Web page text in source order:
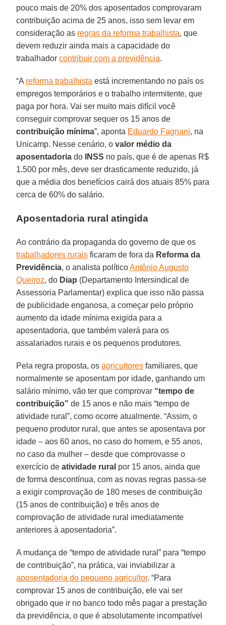
pouco mais de 20% dos aposentados comprovaram
contribuição acima de 25 anos, isso sem levar em
consideração as regras da reforma trabalhista, que
devem reduzir ainda mais a capacidade do
trabalhadorcontribuir com a previdência.
“A reforma trabalhista está incrementando no país os
empregos temporários e o trabalho intermitente, que
paga por hora. Vai ser muito mais difícil você
conseguir comprovar sequer os 15 anos de
contribuição mínima”, aponta Eduardo Fagnani, na
Unicamp. Nesse cenário, ovalor médio da
aposentadoria do INSS no país, que é de apenas R$
1.500 por mês, deve ser drasticamente reduzido, já
que a média dos benefícios cairá dos atuais 85% para
cerca de 60% do salário.
Aposentadoria rural atingida
Ao contrário da propaganda do governo de que os
trabalhadores rurais ficaram de fora da Reforma da
Previdência, o analista políticoAntônio Augusto
Queiroz, do Diap (Departamento Intersindical de
Assessoria Parlamentar) explica que isso não passa
de publicidade enganosa, a começar pelo próprio
aumento da idade mínima exigida para a
aposentadoria, que também valerá para os
assalariados rurais e os pequenos produtores.
Pela regra proposta, osagricultores familiares, que
normalmente se aposentam por idade, ganhando um
salário mínimo, vão ter que comprovar “tempo de
contribuição” de 15 anos e não mais “tempo de
atividade rural”, como ocorre atualmente. “Assim, o
pequeno produtor rural, que antes se aposentava por
idade – aos 60 anos, no caso do homem, e 55 anos,
no caso da mulher – desde que comprovasse o
exercício deatividade rural por 15 anos, ainda que
de forma descontínua, com as novas regras passa-se
a exigir comprovação de 180 meses de contribuição
(15 anos de contribuição) e três anos de
comprovação de atividade rural imediatamente
anteriores à aposentadoria”.
A mudança de “tempo de atividade rural” para “tempo
de contribuição”, na prática, vai inviabilizar a
aposentadoria do pequeno agricultor. “Para
comprovar 15 anos de contribuição, ele vai ser
obrigado que ir no banco todo mês pagar a prestação
da previdência, o que é absolutamente incompatível